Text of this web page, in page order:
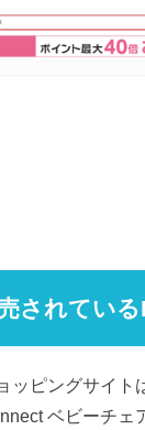
されてい
ッピングサイト
ベビーチェ